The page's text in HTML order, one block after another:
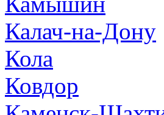
Калач-на-Дону
Кола
Ковдор